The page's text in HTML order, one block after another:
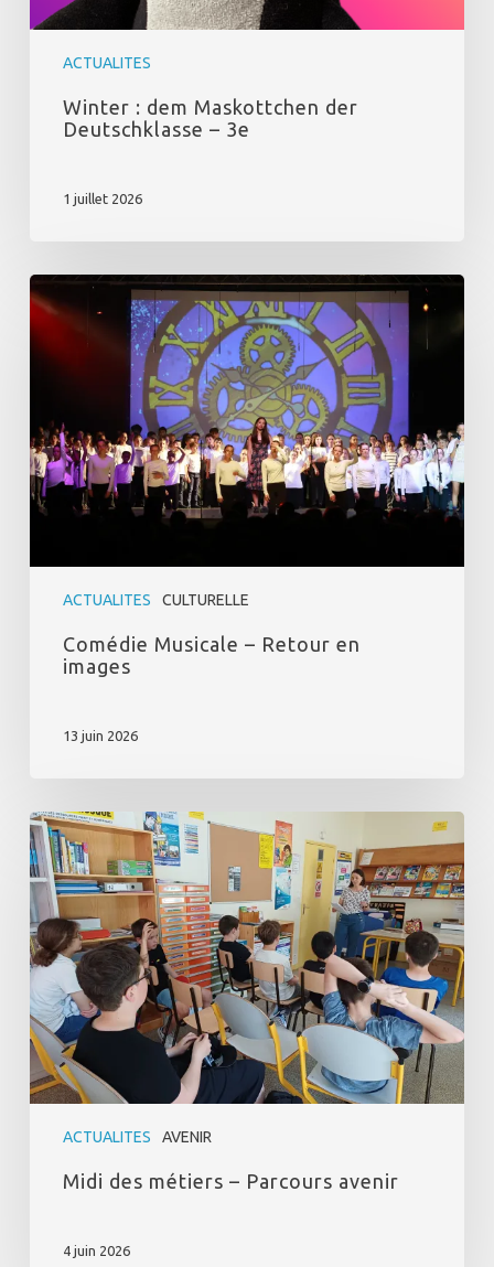
ACTUALITES
Winter : dem Maskottchen der
Deutschklasse – 3e
1 juillet 2026
ACTUALITES CULTURELLE
Comédie
Musicale
–
Retour
Comédie Musicale – Retour en
images
13 juin 2026
ACTUALITES AVENIR
Midi
des
métiers
–
Parcours
avenir
Midi des métiers – Parcours avenir
4 juin 2026